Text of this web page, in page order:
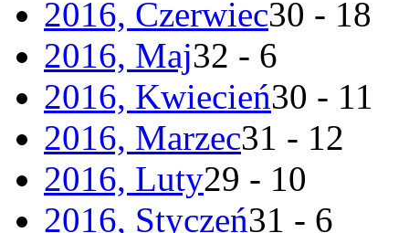
2016, Czerwiec30 - 18
2016, Maj32 - 6
2016, Kwiecień30 - 11
2016, Marzec31 - 12
2016, Luty29 - 10
2016, Styczeń31 - 6